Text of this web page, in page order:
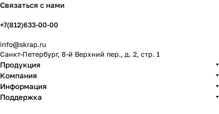
Связаться с нами
+7(812)633-00-00
info@skrap.ru
Санкт-Петербург, 8-й Верхний пер., д. 2, стр. 1
Продукция
Компания
Информация
Поддержка